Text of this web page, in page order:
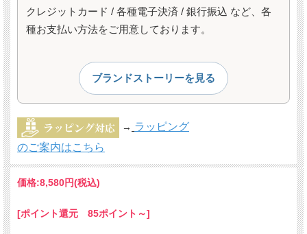
クレジットカード / 各種電子決済 / 銀行振込 など、各
種お支払い方法をご用意しております。
ブランドストーリーを見る
→ ラッピング
のご案内はこちら
価格:8,580円(税込)
[ポイント還元 85ポイント～]